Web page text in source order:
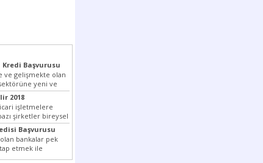
Başvurusu
ve gelişmekte olan
yeni ve
olan...
2018
işletmelere
şirketler bireysel
Senetle kredi...
Başvurusu
bankalar pek
etmek ile
son...